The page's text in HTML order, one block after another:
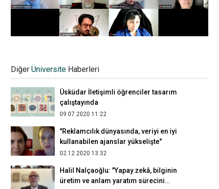
DiğerÜniversite Haberleri
değerlendirmesine ev sahipliği yaptı
Üsküdar İletişimli öğrenciler tasarım
çalıştayında
09.07.2020 11:22
"Reklamcılık dünyasında, veriyi en iyi
kullanabilen ajanslar yükselişte"
02.12.2020 13:32
​​​​​​​Halil Nalçaoğlu: "Yapay zekâ, bilginin
üretim ve anlam yaratım sürecini